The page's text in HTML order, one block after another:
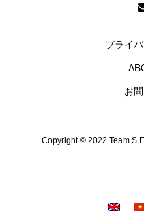
プライ
お
Copyright © 2022 Team